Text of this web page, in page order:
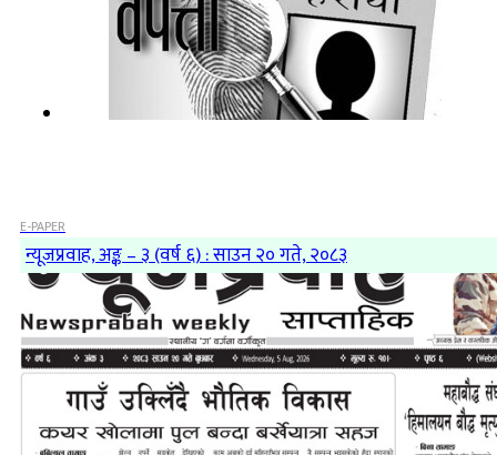
E-PAPER
न्यूजप्रवाह, अङ्क – ३ (वर्ष ६) : साउन २० गते, २०८३